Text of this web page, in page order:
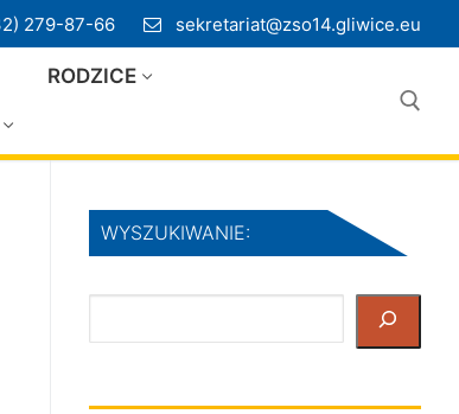
279-87-66 sekretariat@zso14.gliwice.eu
RODZICE
WYSZUKIWANIE: